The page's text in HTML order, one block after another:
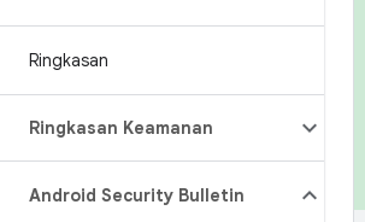
Ringkasan
Ringkasan Keamanan
Android Security Bulletin